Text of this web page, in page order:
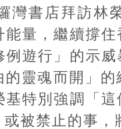
灣書店拜訪林
量，繼續撐
遊行」的示
靈魂而開」
特別強調「
被禁止的事，